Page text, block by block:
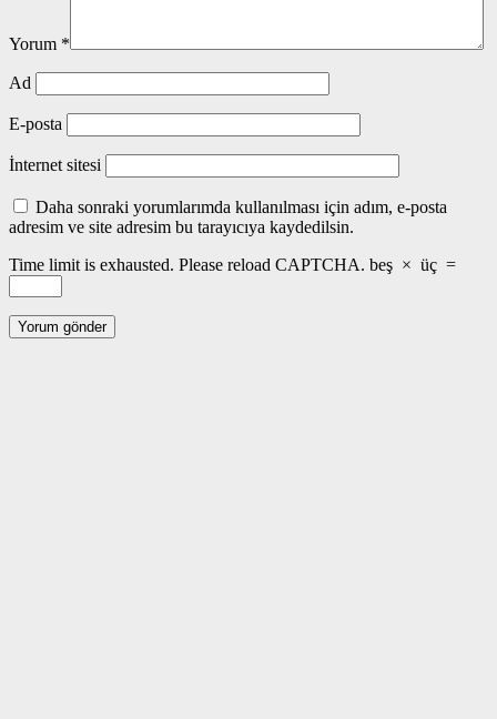
Yorum *
Ad
E-posta
İnternet sitesi
Daha sonraki yorumlarımda kullanılması için adım, e-posta
adresim ve site adresim bu tarayıcıya kaydedilsin.
Time limit is exhausted. Please reload CAPTCHA. beş × üç =